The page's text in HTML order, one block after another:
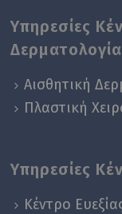
Υπηρεσίες
Αισθητική
Πλαστική
Υπηρεσίες
Κέντρο